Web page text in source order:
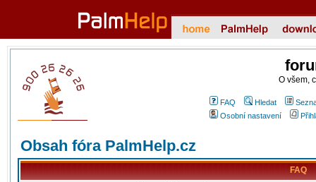
O všem,
FAQ Hledat
Osobní nastavení
Obsah fóra PalmHelp.cz
FAQ